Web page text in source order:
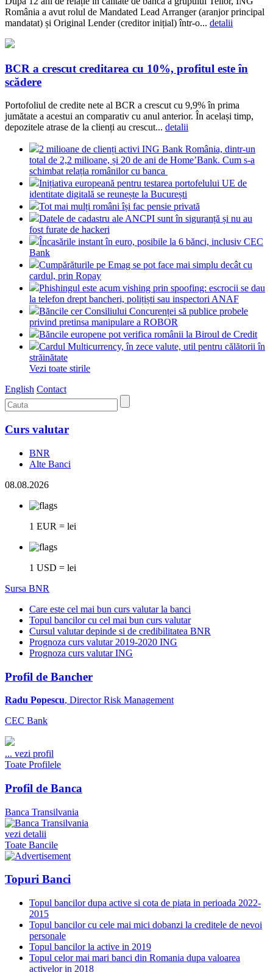
România a avut rolul de Mandated Lead Arranger (aranjor principal
mandatat) și Original Lender (creditor inițial) într-o... detalii
BCR a crescut creditarea cu 10%, profitul este în
scădere
Portofoliul de credite nete al BCR a crescut cu 9,9% în prima
jumătate a acestui an comparativ cu anul anterior. În același timp,
depozitele atrase de la clienți au crescut... detalii
2 milioane de clienți activi ING Bank România, dintr-un
total de 2,2 milioane, și 20 de ani de Home’Bank. Cum s-a
schimbat relația românilor cu banca
Inițiativa europeană pentru testarea portofelului UE de
identitate digitală se reunește la București
Tot mai mulți români își fac pensie privată
Datele de cadastru ale ANCPI sunt în siguranță și nu au
fost furate de hackeri
Încasările instant în euro, posibile la 6 bănci, inclusiv CEC
Bank
Cumpărăturile pe Emag se pot face mai simplu decât cu
cardul, prin Ropay
Phishingul este acum vishing prin spoofing: escrocii se dau
la telefon drept bancheri, polițiști sau inspectori ANAF
Băncile cer Consiliului Concurenței să publice probele
privind pretinsa manipulare a ROBOR
Băncile europene pot verifica românii la Biroul de Credit
Cardul Multicurrency, în zece valute, util pentru călătorii în
străinătate
Vezi toate stirile
English Contact
Curs valutar
BNR
Alte Banci
08.08.2026
1 EUR = lei
1 USD = lei
Sursa BNR
Care este cel mai bun curs valutar la banci
Topul bancilor cu cel mai bun curs valutar
Cursul valutar depinde si de credibilitatea BNR
Prognoza curs valutar 2019-2020 ING
Prognoza curs valutar ING
Profil de Bancher
Radu Popescu, Director Risk Management
CEC Bank
... vezi profil
Toate Profilele
Profil de Banca
Banca Transilvania
vezi detalii
Toate Bancile
Topuri Banci
Topul bancilor dupa active si cota de piata in perioada 2022-
2015
Topul bancilor cu cele mai mici dobanzi la creditele de nevoi
personale
Topul bancilor la active in 2019
Topul celor mai mari banci din Romania dupa valoarea
activelor in 2018